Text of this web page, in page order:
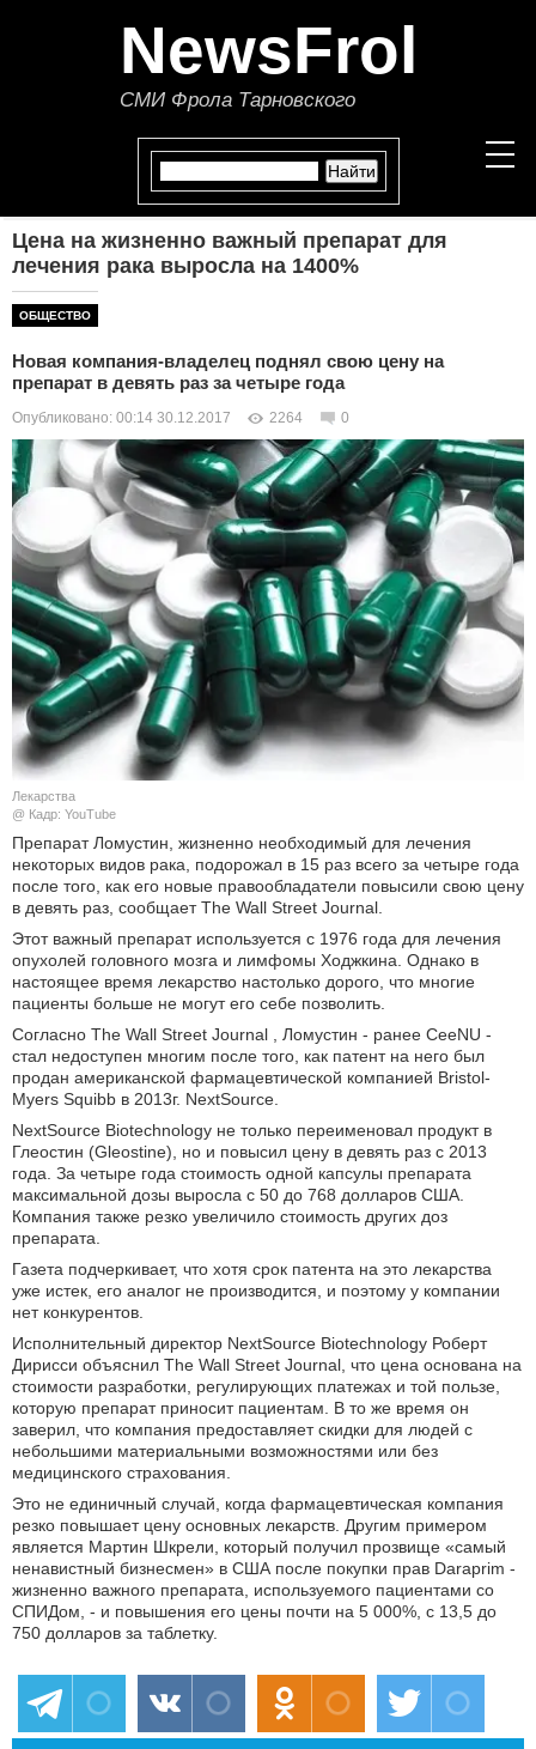
NewsFrol
СМИ Фрола Тарновского
НОВОСТИ
ПОЛИТИКА
ЭКОНОМИКА
В МИРЕ
ОБЩЕСТВО
КУЛЬТУРА
НАУКА
СПОРТ
ШОУ-БИЗНЕС
ЭГОИЗМ
БЛОГ
Цена на жизненно важный препарат для
лечения рака выросла на 1400%
ОБЩЕСТВО
Новая компания-владелец поднял свою цену на
препарат в девять раз за четыре года
Опубликовано: 00:14 30.12.2017 2264 0
Лекарства
@ Кадр: YouTube
Препарат Ломустин, жизненно необходимый для лечения
некоторых видов рака, подорожал в 15 раз всего за четыре года
после того, как его новые правообладатели повысили свою цену
в девять раз, сообщает The Wall Street Journal.
Этот важный препарат используется с 1976 года для лечения
опухолей головного мозга и лимфомы Ходжкина. Однако в
настоящее время лекарство настолько дорого, что многие
пациенты больше не могут его себе позволить.
Согласно The Wall Street Journal , Ломустин - ранее CeeNU -
стал недоступен многим после того, как патент на него был
продан американской фармацевтической компанией Bristol-
Myers Squibb в 2013г. NextSource.
NextSource Biotechnology не только переименовал продукт в
Глеостин (Gleostine), но и повысил цену в девять раз с 2013
года. За четыре года стоимость одной капсулы препарата
максимальной дозы выросла с 50 до 768 долларов США.
Компания также резко увеличило стоимость других доз
препарата.
Газета подчеркивает, что хотя срок патента на это лекарства
уже истек, его аналог не производится, и поэтому у компании
нет конкурентов.
Исполнительный директор NextSource Biotechnology Роберт
Дирисси объяснил The Wall Street Journal, что цена основана на
стоимости разработки, регулирующих платежах и той пользе,
которую препарат приносит пациентам. В то же время он
заверил, что компания предоставляет скидки для людей с
небольшими материальными возможностями или без
медицинского страхования.
Это не единичный случай, когда фармацевтическая компания
резко повышает цену основных лекарств. Другим примером
является Мартин Шкрели, который получил прозвище «самый
ненавистный бизнесмен» в США после покупки прав Daraprim -
жизненно важного препарата, используемого пациентами со
СПИДом, - и повышения его цены почти на 5 000%, с 13,5 до
750 долларов за таблетку.